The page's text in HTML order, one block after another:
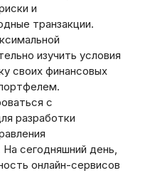
и
транзакции.
изучить условия
своих финансовых
с
разработки
сегодняшний день,
онлайн-сервисов